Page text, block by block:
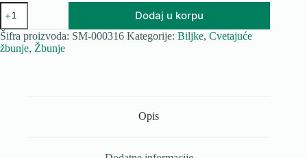
Hydrangea
macrophylla
'You
and
Me
Dodaj u korpu
Šifra proizvoda: SM-000316 Kategorije: Biljke, Cvetajuće
žbunje, Žbunje
Opis